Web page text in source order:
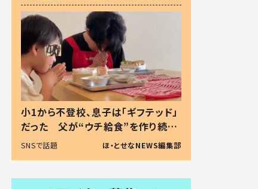
小1から不登校、息子は「ギフテッド」
だった 父が“ウチ給食”を作り続け
る理由とは #令和の親 #令和の子
SNSで話題 ほ・とせなNEWS編集部